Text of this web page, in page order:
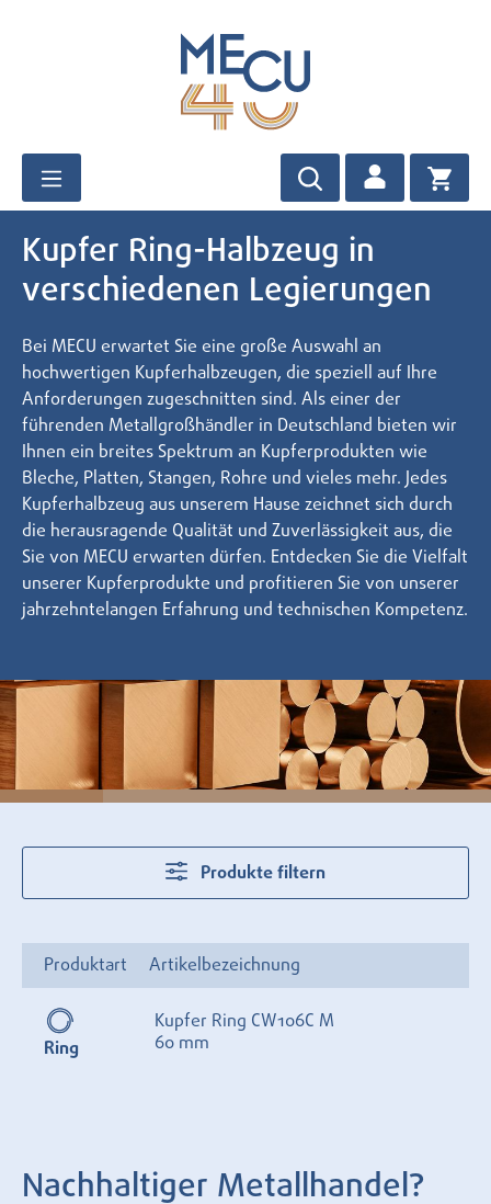
Kupfer Ring-Halbzeug in
verschiedenen Legierungen
Bei MECU erwartet Sie eine große Auswahl an
hochwertigen Kupferhalbzeugen, die speziell auf Ihre
Anforderungen zugeschnitten sind. Als einer der
führenden Metallgroßhändler in Deutschland bieten wir
Ihnen ein breites Spektrum an Kupferprodukten wie
Bleche, Platten, Stangen, Rohre und vieles mehr. Jedes
Kupferhalbzeug aus unserem Hause zeichnet sich durch
die herausragende Qualität und Zuverlässigkeit aus, die
Sie von MECU erwarten dürfen. Entdecken Sie die Vielfalt
unserer Kupferprodukte und profitieren Sie von unserer
jahrzehntelangen Erfahrung und technischen Kompetenz.
Produkte filtern
Produktart Artikelbezeichnung
Ring
Kupfer Ring CW106C M
60 mm
Nachhaltiger Metallhandel?